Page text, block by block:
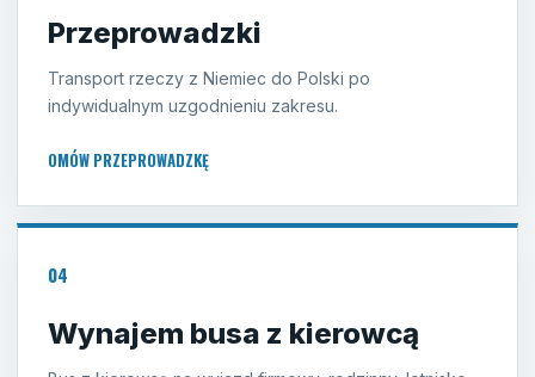
Przeprowadzki
Transport rzeczy z Niemiec do Polski po
indywidualnym uzgodnieniu zakresu.
OMÓW PRZEPROWADZKĘ
04
Wynajem busa z kierowcą